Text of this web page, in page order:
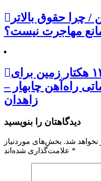
چرا حقوق بالاتر
مهاجرت نیست؟
پیش‌بینی ۱۳۰ هکتار زمین برای
راه‌آهن چابهار –
زاهدان
دیدگاهتان را بنویسید
نخواهد شد. بخش‌های موردنیاز
*